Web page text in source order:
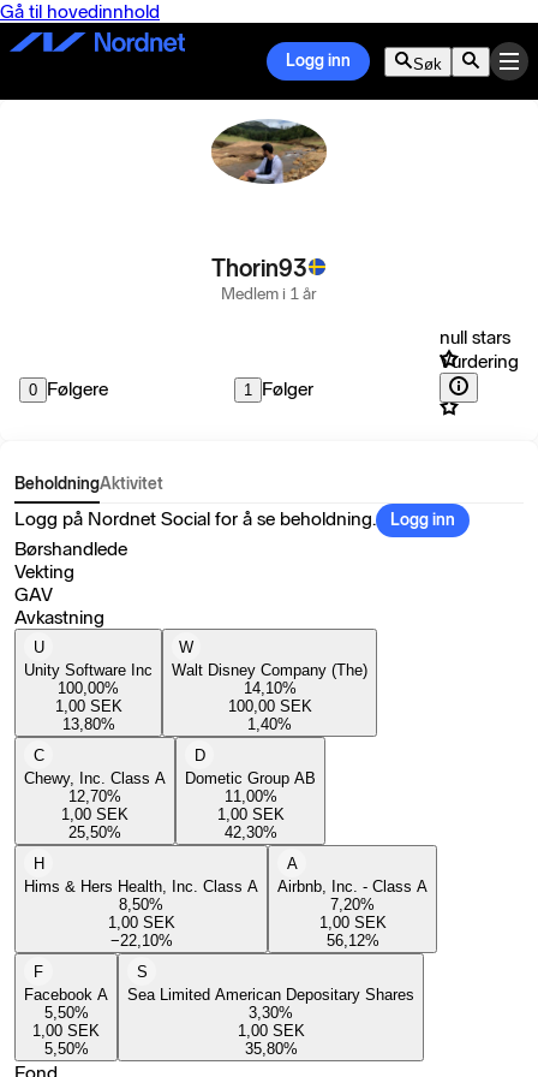
Gå til hovedinnhold
Logg inn Søk
Thorin93
Medlem i 1 år
0 Følgere 1 Følger
null stars
Vurdering
BeholdningAktivitet
Logg på Nordnet Social for å se beholdning. Logg inn
Børshandlede
Vekting
GAV
Avkastning
U
Unity Software Inc
100,00%
1,00 SEK
13,80%
W
Walt Disney Company (The)
14,10%
100,00 SEK
1,40%
C
Chewy, Inc. Class A
12,70%
1,00 SEK
25,50%
D
Dometic Group AB
11,00%
1,00 SEK
42,30%
H
Hims & Hers Health, Inc. Class A
8,50%
1,00 SEK
−22,10%
A
Airbnb, Inc. - Class A
7,20%
1,00 SEK
56,12%
F
Facebook A
5,50%
1,00 SEK
5,50%
S
Sea Limited American Depositary Shares
3,30%
1,00 SEK
35,80%